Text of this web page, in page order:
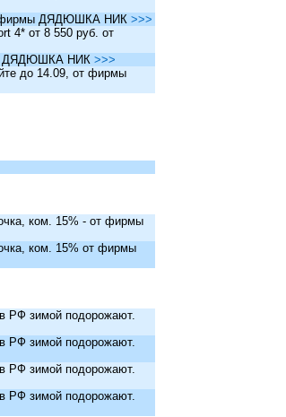
фирмы ДЯДЮШКА НИК >>>
4* от 8 550 руб. от
ДЯДЮШКА НИК >>>
до 14.09, от фирмы
ком. 15% - от фирмы
ком. 15% от фирмы
РФ зимой подорожают.
РФ зимой подорожают.
РФ зимой подорожают.
РФ зимой подорожают.